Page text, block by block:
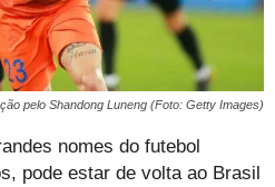
pelo Shandong Luneng (Foto: Getty Images)
nomes do futebol
pode estar de volta ao Brasil